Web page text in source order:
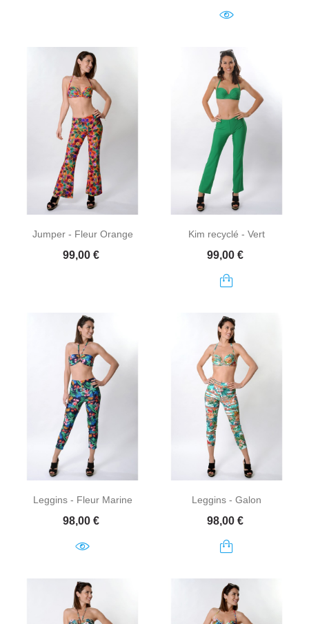
Jumper - Fleur Orange
Prix
99,00 €
Kim recyclé - Vert
Prix
99,00 €
Leggins - Fleur Marine
Prix
98,00 €
Leggins - Galon
Prix
98,00 €